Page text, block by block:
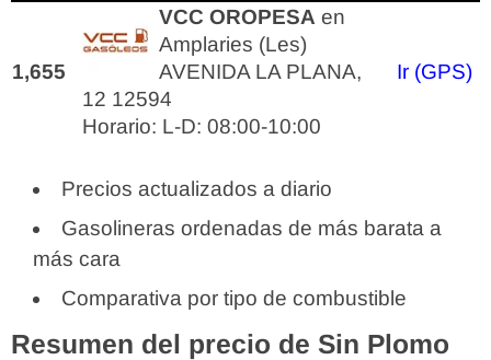
1,655
VCC OROPESA en
Amplaries (Les)
AVENIDA LA PLANA,
12 12594
Horario: L-D: 08:00-10:00
Ir (GPS)
Precios actualizados a diario
Gasolineras ordenadas de más barata a
más cara
Comparativa por tipo de combustible
Resumen del precio de Sin Plomo